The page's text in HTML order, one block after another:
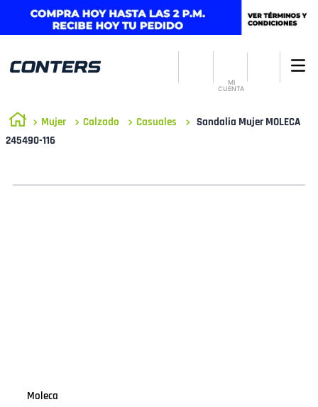
MI
CUENTA
Mujer Calzado Casuales
Sandalia Mujer MOLECA
245490-116
Moleca